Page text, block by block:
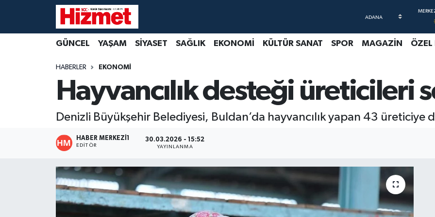
GÜNCEL YAŞAM SİYASET SAĞLIK EKONOMİ KÜLTÜR SANAT SPOR MAGAZİN ÖZEL
HABERLER EKONOMİ
Hayvancılık desteği üreticileri
Denizli Büyükşehir Belediyesi, Buldan’da hayvancılık yapan 43 üreticiye
HABER MERKEZI1
EDITÖR
30.03.2026 - 15:52
YAYINLANMA
EKONOMİ
Denizli Nöbetçi Eczaneler
Denizli Trafik Yoğunluk Haritası
Süper Lig Puan Durumu ve Fikstür
Tüm Manşetler
Haber Arşivi